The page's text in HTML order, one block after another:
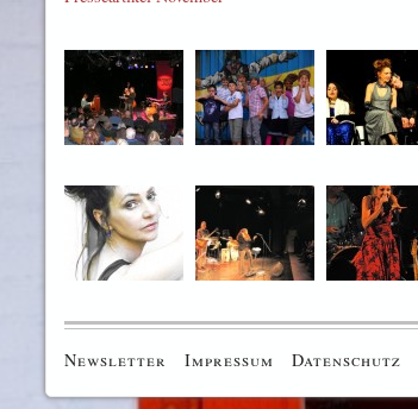
Newsletter Impressum Datenschutz